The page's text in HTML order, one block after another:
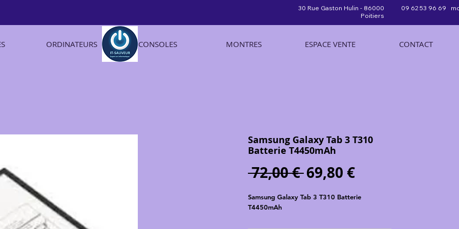
30 Rue Gaston Hulin - 86000
Poitiers
09 62 53 96 69
ORDINATEURS CONSOLES MONTRES ESPACE VENTE CONTACT
Samsung Galaxy Tab 3 T310
Batterie T4450mAh
72,00 € Prix
original
69,80 €Prix
promotionnel
Samsung Galaxy Tab 3 T310 Batterie
T4450mAh